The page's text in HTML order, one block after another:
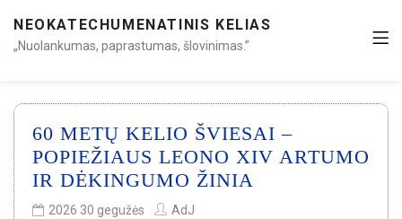
NEOKATECHUMENATINIS KELIAS
„Nuolankumas, paprastumas, šlovinimas.”
60 METŲ KELIO ŠVIESAI –
POPIEŽIAUS LEONO XIV ARTUMO
IR DĖKINGUMO ŽINIA
2026 30 gegužės AdJ